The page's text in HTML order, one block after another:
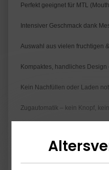
Perfekt geeignet für MTL
Intensiver Geschmack dank
Auswahl aus vielen fruchtigen
Kompaktes, handliches
Kein Nachfüllen oder Laden
Zugautomatik – kein Knopf,
2% Nikotin pro Pod